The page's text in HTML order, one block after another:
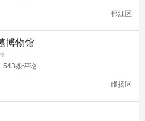
邗江区
博物馆
543条评论
维扬区